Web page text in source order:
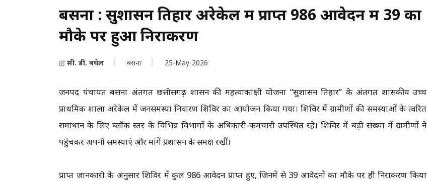
बसना : सुशासन तिहार अरेकेल में प्राप्त 986 आवेदन में 39 का
मौके पर हुआ निराकरण
सी. डी. बघेल बसना 25-May-2026
जनपद पंचायत बसना अंतर्गत छत्तीसगढ़ शासन की महत्वाकांक्षी योजना “सुशासन तिहार” के अंतर्गत शासकीय उच्च
प्राथमिक शाला अरेकेल में जनसमस्या निवारण शिविर का आयोजन किया गया। शिविर में ग्रामीणों की समस्याओं के त्वरित
समाधान के लिए ब्लॉक स्तर के विभिन्न विभागों के अधिकारी-कर्मचारी उपस्थित रहे। शिविर में बड़ी संख्या में ग्रामीणों ने
पहुंचकर अपनी समस्याएं और मांगें प्रशासन के समक्ष रखीं।
प्राप्त जानकारी के अनुसार शिविर में कुल 986 आवेदन प्राप्त हुए, जिनमें से 39 आवेदनों का मौके पर ही निराकरण किया